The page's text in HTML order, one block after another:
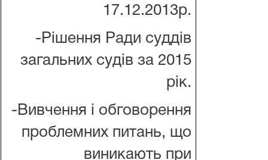
17.12.2013р.
-Рішення Ради суддів
загальних судів за 2015
рік.
-Вивчення і обговорення
проблемних питань, що
виникають при